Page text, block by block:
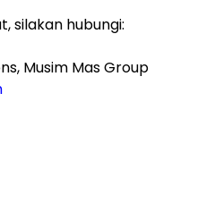
silakan hubungi:
Musim Mas Group